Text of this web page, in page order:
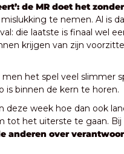
de MR doet het
te nemen. Al is
die laatste is finaal wel
krijgen van zijn
men het spel veel slimmer
is binnen de kern te horen.
week hoe dan ook
tot het uiterste te gaan. Bij
anderen over